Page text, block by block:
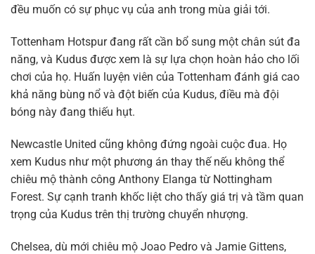
đều muốn có sự phục vụ của anh trong mùa giải tới.
Tottenham Hotspur đang rất cần bổ sung một chân sút đa
năng, và Kudus được xem là sự lựa chọn hoàn hảo cho lối
chơi của họ. Huấn luyện viên của Tottenham đánh giá cao
khả năng bùng nổ và đột biến của Kudus, điều mà đội
bóng này đang thiếu hụt.
Newcastle United cũng không đứng ngoài cuộc đua. Họ
xem Kudus như một phương án thay thế nếu không thể
chiêu mộ thành công Anthony Elanga từ Nottingham
Forest. Sự cạnh tranh khốc liệt cho thấy giá trị và tầm quan
trọng của Kudus trên thị trường chuyển nhượng.
Chelsea, dù mới chiêu mộ Joao Pedro và Jamie Gittens,